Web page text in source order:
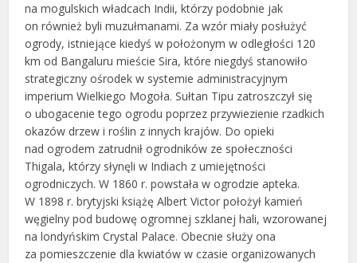
na mogulskich władcach Indii, którzy podobnie jak
on również byli muzułmanami. Za wzór miały posłużyć
ogrody, istniejące kiedyś w położonym w odległości 120
km od Bangaluru mieście Sira, które niegdyś stanowiło
strategiczny ośrodek w systemie administracyjnym
imperium Wielkiego Mogoła. Sułtan Tipu zatroszczył się
o ubogacenie tego ogrodu poprzez przywiezienie rzadkich
okazów drzew i roślin z innych krajów. Do opieki
nad ogrodem zatrudnił ogrodników ze społeczności
Thigala, którzy słynęli w Indiach z umiejętności
ogrodniczych. W 1860 r. powstała w ogrodzie apteka.
W 1898 r. brytyjski książę Albert Victor położył kamień
węgielny pod budowę ogromnej szklanej hali, wzorowanej
na londyńskim Crystal Palace. Obecnie służy ona
za pomieszczenie dla kwiatów w czasie organizowanych